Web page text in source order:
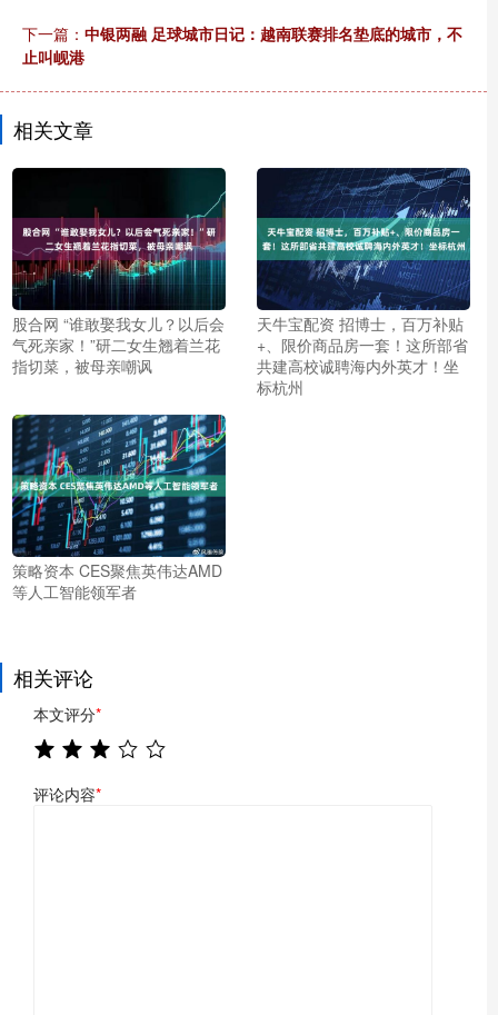
下一篇： 中银两融 足球城市日记：越南联赛排名垫底的城市，不
止叫岘港
相关文章
股合网 “谁敢娶我女儿？以后会
气死亲家！”研二女生翘着兰花
指切菜，被母亲嘲讽
天牛宝配资 招博士，百万补贴
+、限价商品房一套！这所部省
共建高校诚聘海内外英才！坐
标杭州
策略资本 CES聚焦英伟达AMD
等人工智能领军者
相关评论
本文评分*
评论内容*